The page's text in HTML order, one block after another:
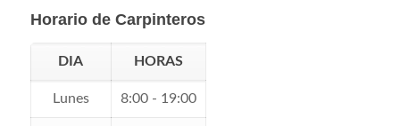
Horario de Carpinteros
DIA HORAS
Lunes 8:00 - 19:00